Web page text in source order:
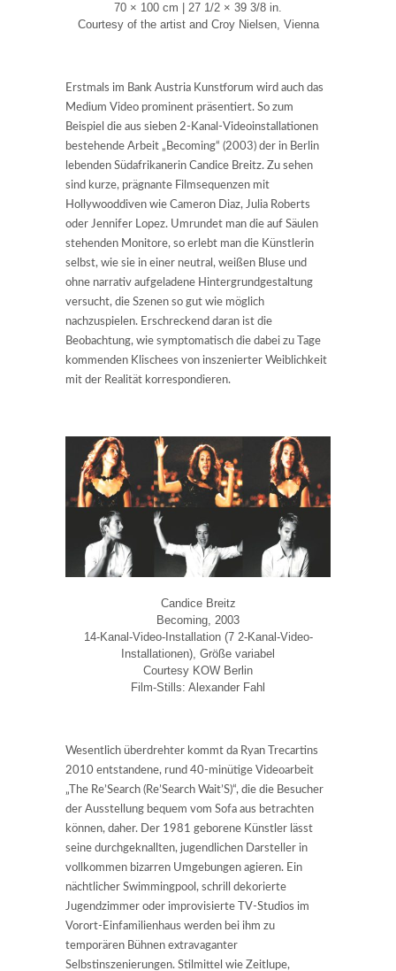
70 × 100 cm | 27 1/2 × 39 3/8 in.
Courtesy of the artist and Croy Nielsen, Vienna
Erstmals im Bank Austria Kunstforum wird auch das
Medium Video prominent präsentiert. So zum
Beispiel die aus sieben 2-Kanal-Videoinstallationen
bestehende Arbeit „Becoming“ (2003) der in Berlin
lebenden Südafrikanerin Candice Breitz. Zu sehen
sind kurze, prägnante Filmsequenzen mit
Hollywooddiven wie Cameron Diaz, Julia Roberts
oder Jennifer Lopez. Umrundet man die auf Säulen
stehenden Monitore, so erlebt man die Künstlerin
selbst, wie sie in einer neutral, weißen Bluse und
ohne narrativ aufgeladene Hintergrundgestaltung
versucht, die Szenen so gut wie möglich
nachzuspielen. Erschreckend daran ist die
Beobachtung, wie symptomatisch die dabei zu Tage
kommenden Klischees von inszenierter Weiblichkeit
mit der Realität korrespondieren.
Candice Breitz
Becoming, 2003
14-Kanal-Video-Installation (7 2-Kanal-Video-
Installationen), Größe variabel
Courtesy KOW Berlin
Film-Stills: Alexander Fahl
Wesentlich überdrehter kommt da Ryan Trecartins
2010 entstandene, rund 40-minütige Videoarbeit
„The Re’Search (Re’Search Wait’S)“, die die Besucher
der Ausstellung bequem vom Sofa aus betrachten
können, daher. Der 1981 geborene Künstler lässt
seine durchgeknallten, jugendlichen Darsteller in
vollkommen bizarren Umgebungen agieren. Ein
nächtlicher Swimmingpool, schrill dekorierte
Jugendzimmer oder improvisierte TV-Studios im
Vorort-Einfamilienhaus werden bei ihm zu
temporären Bühnen extravaganter
Selbstinszenierungen. Stilmittel wie Zeitlupe,